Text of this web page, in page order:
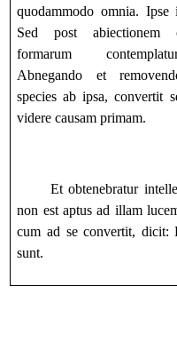
quodammodo omnia. Ipse
Sed post abiectionem
formarum
Abnegando et
species ab ipsa, convertit
videre causam primam.
Et obtenebratur
non est aptus ad illam
cum ad se convertit, dicit:
sunt.